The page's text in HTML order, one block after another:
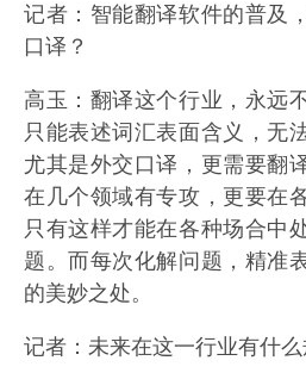
记者：智能翻译软件的普及
口译？
高玉：翻译这个行业，永远
只能表述词汇表面含义，无
尤其是外交口译，更需要翻
在几个领域有专攻，更要在
只有这样才能在各种场合中
题。而每次化解问题，精准
的美妙之处。
记者：未来在这一行业有什么